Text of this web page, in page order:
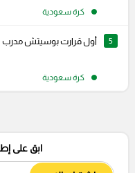
كرة سعودية
5 أول قرارت بوسيتش مدرب
كرة سعودية
ابق على